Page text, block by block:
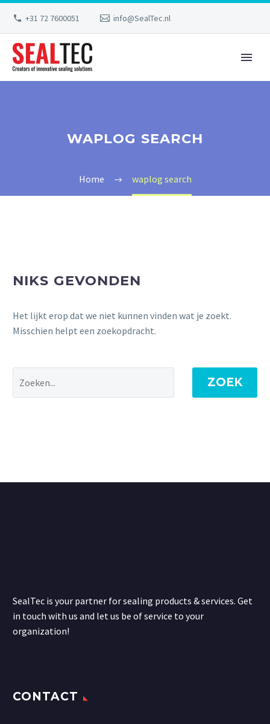
+31 72 7600051 info@SealTec.nl
WAPLOG SEARCH
Home waplog search
NIKS GEVONDEN
Het lijkt erop dat we niet kunnen vinden wat je zoekt.
Misschien helpt een zoekopdracht.
ZOEK
SealTec is your partner for sealing products & services. Get
in touch with us and let us be of service to your
organization!
CONTACT